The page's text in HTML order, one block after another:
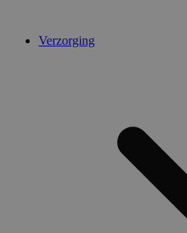
Verzorging